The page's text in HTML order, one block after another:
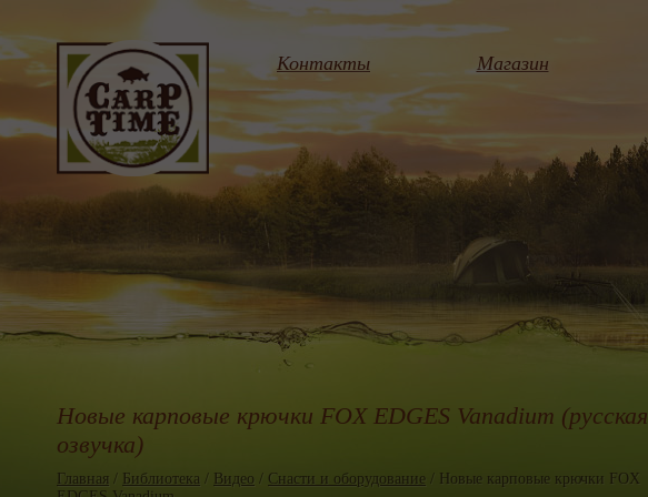
Контакты Магазин
Новые карповые крючки FOX EDGES Vanadium (русская
озвучка)
Главная / Библиотека / Видео / Снасти и оборудование / Новые карповые крючки FOX